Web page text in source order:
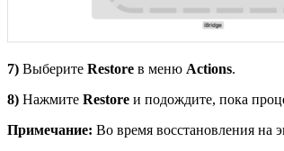
7) Выберите Restore в меню Actions.
8) Нажмите Restore и подождите, пока
Примечание: Во время восстановления на